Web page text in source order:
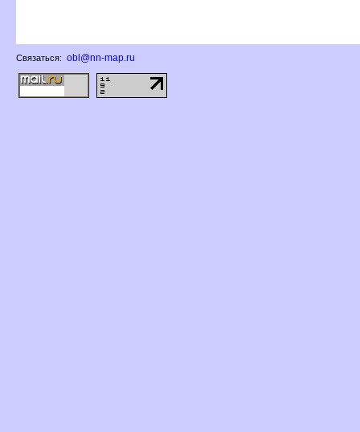
Связаться: obl@nn-map.ru